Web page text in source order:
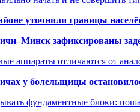
уточнили границы
зафиксированы
аппараты отличаются от
у болельщицы
фундаментные блоки: